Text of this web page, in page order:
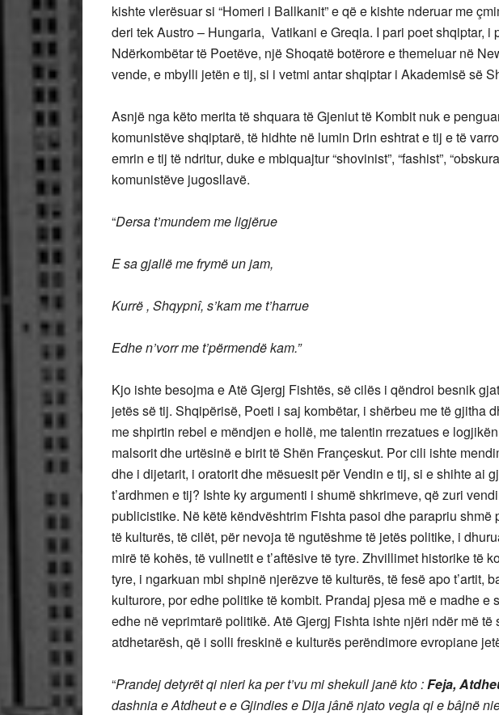
kishte vlerësuar si “Homeri i Ballkanit” e që e kishte nderuar me
deri tek Austro – Hungaria, Vatikani e Greqia. I pari poet shqiptar, i
Ndërkombëtar të Poetëve, një Shoqatë botërore e themeluar në
vende, e mbylli jetën e tij, si i vetmi antar shqiptar i Akademisë së
Asnjë nga këto merita të shquara të Gjeniut të Kombit nuk e
komunistëve shqiptarë, të hidhte në lumin Drin eshtrat e tij e të
emrin e tij të ndritur, duke e mbiquajtur “shovinist”, “fashist”,
komunistëve jugosllavë.
“Dersa t’mundem me ligjërue
E sa gjallë me frymë un jam,
Kurrë , Shqypnî, s’kam me t’harrue
Edhe n’vorr me t’përmendë kam.”
Kjo ishte besojma e Atë Gjergj Fishtës, së cilës i qëndroi besnik
jetës së tij. Shqipërisë, Poeti i saj kombëtar, i shërbeu me të gjitha
me shpirtin rebel e mëndjen e hollë, me talentin rrezatues e
malsorit dhe urtësinë e birit të Shën Françeskut. Por cili ishte
dhe i dijetarit, i oratorit dhe mësuesit për Vendin e tij, si e shihte ai
t’ardhmen e tij? Ishte ky argumenti i shumë shkrimeve, që zuri
publicistike. Në këtë këndvështrim Fishta pasoi dhe parapriu
të kulturës, të cilët, për nevoja të ngutëshme të jetës politike, i
mirë të kohës, të vullnetit e t’aftësive të tyre. Zhvillimet historike të
tyre, i ngarkuan mbi shpinë njerëzve të kulturës, të fesë apo t’artit,
kulturore, por edhe politike të kombit. Prandaj pjesa më e madhe e
edhe në veprimtarë politikë. Atë Gjergj Fishta ishte njëri ndër më
atdhetarësh, që i solli freskinë e kulturës perëndimore evropiane
“Prandej detyrët qi nieri ka per t’vu mi shekull janë kto :Feja,
dashnia e Atdheut e e Gjindies e Dija jânë njato vegla qi e bâjnë